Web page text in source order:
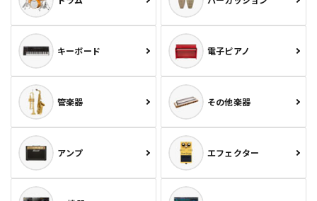
キーボード 電子ピアノ
管楽器 その他楽器
アンプ エフェクター